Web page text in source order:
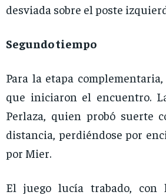
desviada sobre el poste
Segundo tiempo
Para la etapa
que iniciaron el encuentro.
Perlaza, quien probó suerte
distancia, perdiéndose por
por Mier.
El juego lucía trabado,